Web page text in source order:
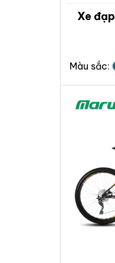
Xe
Màu sắc: